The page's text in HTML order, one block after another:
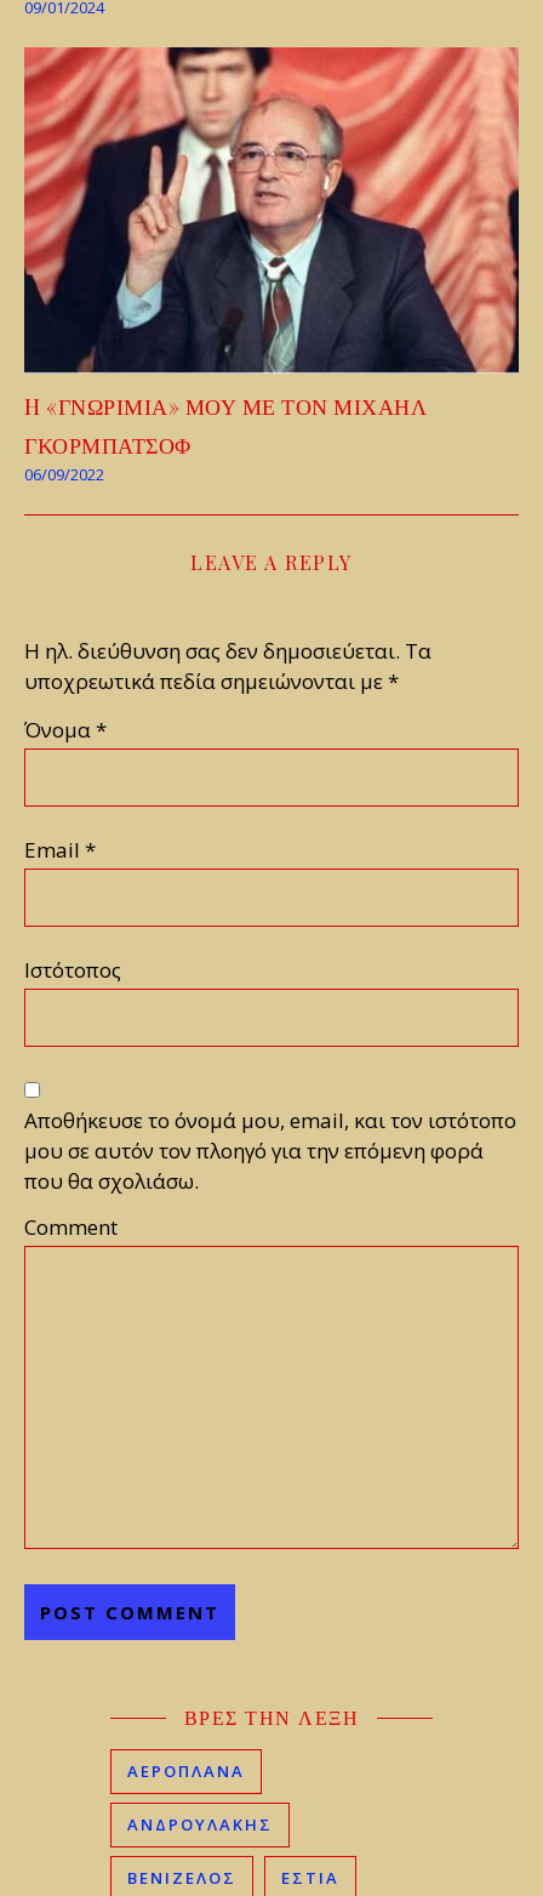
09/01/2024
H «ΓΝΩΡΙΜΙΑ» ΜΟΥ ΜΕ ΤΟΝ ΜΙΧΑΗΛ
ΓΚΟΡΜΠΑΤΣΟΦ
06/09/2022
LEAVE A REPLY
Η ηλ. διεύθυνση σας δεν δημοσιεύεται. Τα
υποχρεωτικά πεδία σημειώνονται με*
Όνομα*
Email *
Ιστότοπος
Αποθήκευσε το όνομά μου, email, και τον ιστότοπο
μου σε αυτόν τον πλοηγό για την επόμενη φορά
που θα σχολιάσω.
Comment
ΒΡΕΣ ΤΗΝ ΛΕΞΗ
ΑΕΡΟΠΛΑΝΑ
ΑΝΔΡΟΥΛΑΚΗΣ
ΒΕΝΙΖΈΛΟΣ ΕΣΤΙΑ